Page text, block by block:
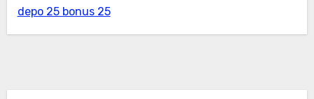
depo 25 bonus 25